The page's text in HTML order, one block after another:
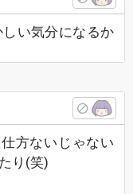
い気分になるか
方ないじゃない
り(笑)